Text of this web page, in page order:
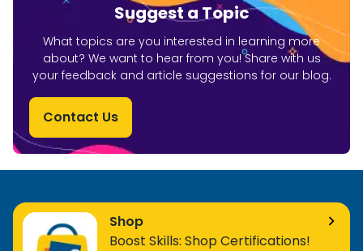
Suggest a Topic
What topics are you interested in learning more
about? We want to hear from you! Share with us
your feedback and article suggestions for our blog.
Contact Us
Shop
Boost Skills: Shop Certifications!